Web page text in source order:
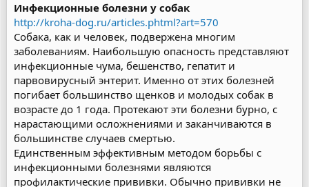
Инфекционные болезни у собак
http://kroha-dog.ru/articles.phtml?art=570
Собака, как и человек, подвержена многим
заболеваниям. Наибольшую опасность представляют
инфекционные чума, бешенство, гепатит и
парвовирусный энтерит. Именно от этих болезней
погибает большинство щенков и молодых собак в
возрасте до 1 года. Протекают эти болезни бурно, с
нарастающими осложнениями и заканчиваются в
большинстве случаев смертью.
Единственным эффективным методом борьбы с
инфекционными болезнями являются
профилактические прививки. Обычно прививки не